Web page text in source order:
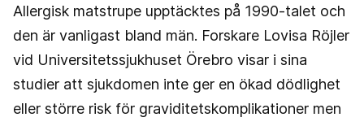
Allergisk matstrupe upptäcktes på 1990-talet och
den är vanligast bland män. Forskare Lovisa Röjler
vid Universitetssjukhuset Örebro visar i sina
studier att sjukdomen inte ger en ökad dödlighet
eller större risk för graviditetskomplikationer men